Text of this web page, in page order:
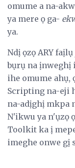
omume a na-
ya mere ọ ga-
ya.
Ndị ọzọ ARY
bụrụ na ịnweghị
ihe omume
Scripting na-eji
na-adịghị mkpa
N'ikwu ya n'ụzọ
Toolkit ka ị
imeghe onwe gị